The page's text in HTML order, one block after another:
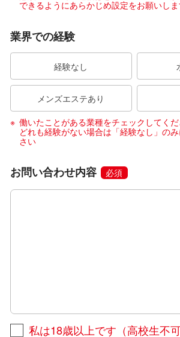
できるようにあらかじめ設定をお願いし
業界での経験
経験なし
メンズエステあり
働いたことがある業種をチェックしてくだ
どれも経験がない場合は「経験なし」の
さい
お問い合わせ内容 必須
私は18歳以上です（高校生不可